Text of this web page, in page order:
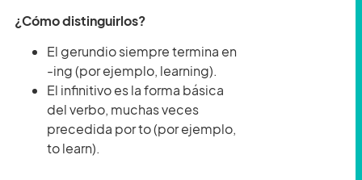
¿Cómo distinguirlos?
El gerundio siempre termina en
-ing (por ejemplo, learning).
El infinitivo es la forma básica
del verbo, muchas veces
precedida por to (por ejemplo,
to learn).